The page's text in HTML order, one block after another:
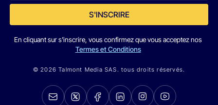
S'INSCRIRE
En cliquant sur s'inscrire, vous confirmez que vous acceptez nos
Termes et Conditions
© 2026 Talmont Media SAS. tous droits réservés.